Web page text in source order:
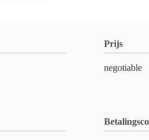
Prijs
negotiable